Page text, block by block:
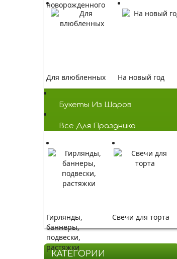
новорожденного
Для влюбленных На новый год
Букеты Из Шаров
Bсе Для Праздника
Гирлянды,
баннеры,
подвески,
растяжки
Свечи для торта
КАТЕГОРИИ